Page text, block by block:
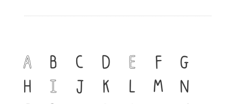
A B C D E F
G
H
I J K L M
N